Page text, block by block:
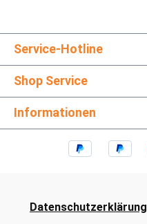
Service-Hotline
Shop Service
Informationen
Datenschutzerklärung